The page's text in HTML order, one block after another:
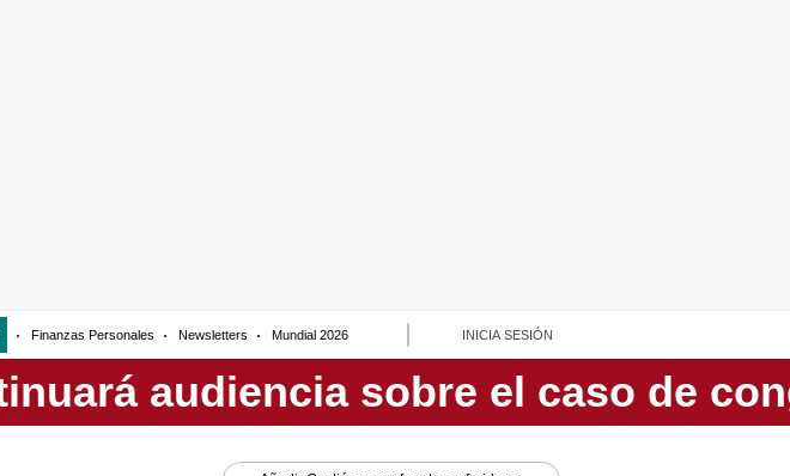
Finanzas Personales Newsletters Mundial 2026 INICIA SESIÓN